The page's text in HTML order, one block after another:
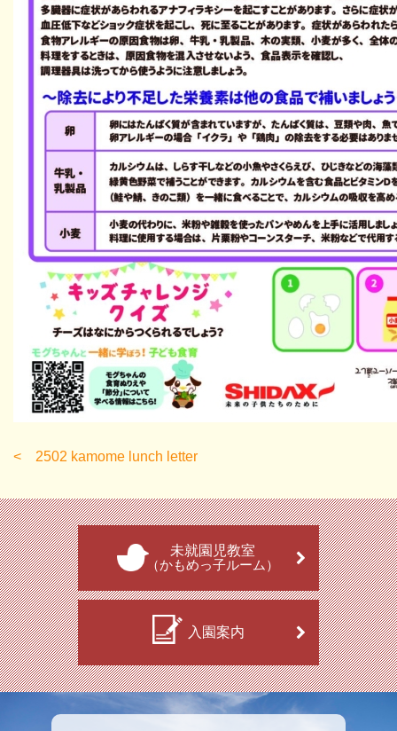
2502 kamome lunch letter
未就園児教室
（かもめっ子ルーム）
入園案内